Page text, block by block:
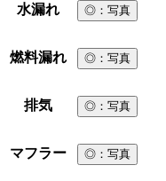
水漏れ ◎ ：写真
燃料漏れ ◎ ：写真
排気 ◎ ：写真
マフラー ◎ ：写真